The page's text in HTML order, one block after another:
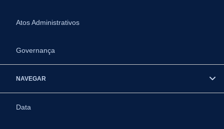
Atos Administrativos
Governança
NAVEGAR
Data